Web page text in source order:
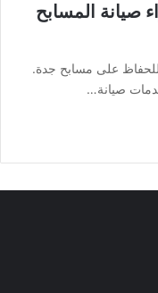
صيانة المسابح
على مسابح جدة.
صيانة…